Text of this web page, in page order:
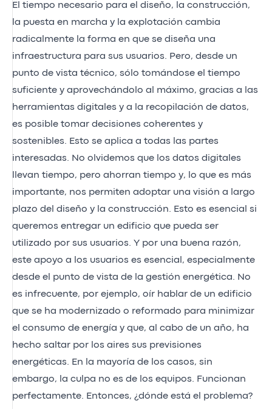
El tiempo necesario para el diseño, la construcción,
la puesta en marcha y la explotación cambia
radicalmente la forma en que se diseña una
infraestructura para sus usuarios. Pero, desde un
punto de vista técnico, sólo tomándose el tiempo
suficiente y aprovechándolo al máximo, gracias a las
herramientas digitales y a la recopilación de datos,
es posible tomar decisiones coherentes y
sostenibles. Esto se aplica a todas las partes
interesadas. No olvidemos que los datos digitales
llevan tiempo, pero ahorran tiempo y, lo que es más
importante, nos permiten adoptar una visión a largo
plazo del diseño y la construcción. Esto es esencial si
queremos entregar un edificio que pueda ser
utilizado por sus usuarios. Y por una buena razón,
este apoyo a los usuarios es esencial, especialmente
desde el punto de vista de la gestión energética. No
es infrecuente, por ejemplo, oír hablar de un edificio
que se ha modernizado o reformado para minimizar
el consumo de energía y que, al cabo de un año, ha
hecho saltar por los aires sus previsiones
energéticas. En la mayoría de los casos, sin
embargo, la culpa no es de los equipos. Funcionan
perfectamente. Entonces, ¿dónde está el problema?